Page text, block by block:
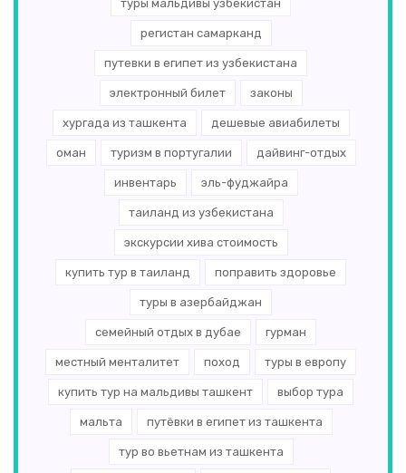
туры мальдивы узбекистан
регистан самарканд
путевки в египет из узбекистана
электронный билет законы
хургада из ташкента дешевые авиабилеты
оман туризм в португалии дайвинг-отдых
инвентарь эль-­фуджайра
таиланд из узбекистана
экскурсии хива стоимость
купить тур в таиланд поправить здоровье
туры в азербайджан
семейный отдых в дубае гурман
местный менталитет поход туры в европу
купить тур на мальдивы ташкент выбор тура
мальта путёвки в египет из ташкента
тур во вьетнам из ташкента